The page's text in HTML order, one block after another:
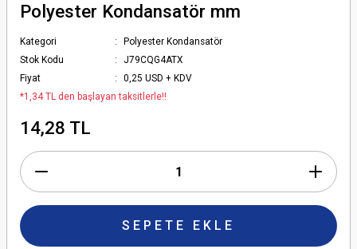
Polyester Kondansatör mm
Kategori
Polyester Kondansatör
Stok Kodu
J79CQG4ATX
Fiyat
0,25 USD + KDV
*1,34 TL den başlayan taksitlerle!!
14,28 TL
SEPETE EKLE